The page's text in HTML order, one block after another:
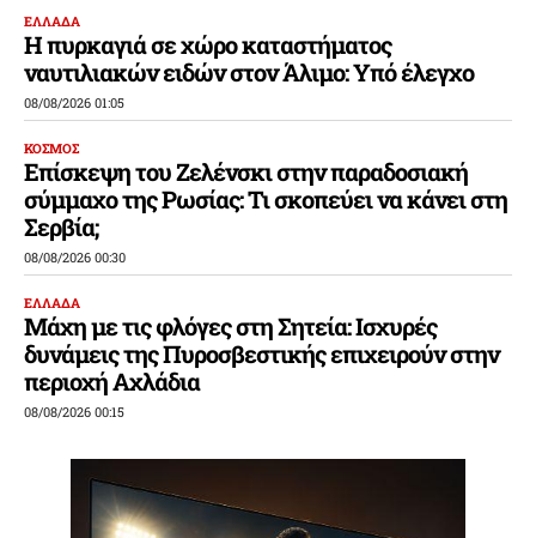
ΕΛΛΑΔΑ
Η πυρκαγιά σε χώρο καταστήματος
ναυτιλιακών ειδών στον Άλιμο: Υπό έλεγχο
08/08/2026 01:05
ΚΟΣΜΟΣ
Επίσκεψη του Ζελένσκι στην παραδοσιακή
σύμμαχο της Ρωσίας: Τι σκοπεύει να κάνει στη
Σερβία;
08/08/2026 00:30
ΕΛΛΑΔΑ
Μάχη με τις φλόγες στη Σητεία: Ισχυρές
δυνάμεις της Πυροσβεστικής επιχειρούν στην
περιοχή Αχλάδια
08/08/2026 00:15